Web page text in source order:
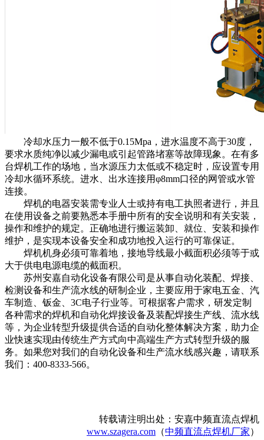
冷却水压力一般不低于0.15Mpa，进水温度不高于30度，
要求水质纯净以减少漏电或引起管路堵塞等故障现象。在有多
台焊机工作的场地，当水源压力太低或不稳定时，应设置专用
冷却水循环系统。进水、出水连接用φ8mm口径的网管或水管
连接。
焊机的电器安装需专业人士或持有电工执照者进行，并且
在使用设备之前要熟悉本手册中所有的安全说明和有关安装，
操作和维护的规定。正确地进行搬运装卸、就位、安装和操作
维护，是实现本设备安全和成功地投入运行的可靠保证。
焊机机身必须可靠着地，接地导线最小截面积必须等于或
大于供电电源电缆的截面积。
苏州安嘉自动化设备有限公司是从事自动化装配、焊接、
检测设备和生产流水线的研制企业，主要应用于家电五金、汽
车制造、钣金、3C电子行业等。可根据客户需求，研发定制
各种需求的焊机和自动化焊接设备及装配焊接生产线、流水线
等，为企业转型升级提供合适的自动化整体解决方案，助力企
业快速实现由传统生产方式向中高端生产方式转型升级的服
务。如果您对我们的自动化设备和生产流水线感兴趣，请联系
我们：400-8333-566。
转载请注明出处：安嘉中频直流点焊机
www.szagera.com （中频直流点焊机厂家）